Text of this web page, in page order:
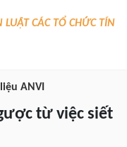
CÁC TỔ CHỨC TÍN
ANVI
từ việc siết